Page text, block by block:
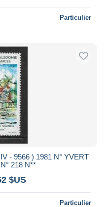
Particulier
- 9566 ) 1981 N° YVERT
218 N**
$US
Particulier